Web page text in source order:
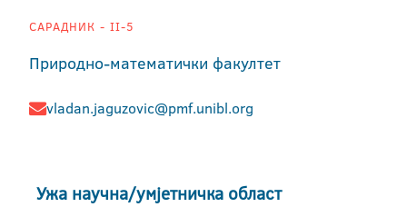
САРАДНИК - II-5
Природно-математички факултет
vladan.jaguzovic@pmf.unibl.org
Ужа научна/умјетничка област